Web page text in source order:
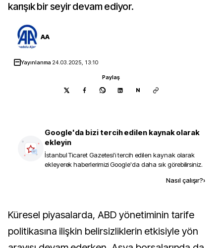
karışık bir seyir devam ediyor.
AA
Yayınlanma 24.03.2025, 13:10
Paylaş
N
Google'da bizi tercih edilen kaynak olarak
ekleyin
İstanbul Ticaret Gazetesi'i tercih edilen kaynak olarak
ekleyerek haberlerimizi Google'da daha sık görebilirsiniz.
Nasıl çalışır?›
Küresel piyasalarda, ABD yönetiminin tarife
politikasına ilişkin belirsizliklerin etkisiyle yön